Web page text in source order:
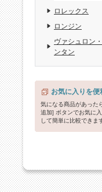
ロレックス
ロンジン
ヴァシュロン
ンタン
お気に入りを便
気になる商品があった
追加] ボタンでお気に
して簡単に比較できま